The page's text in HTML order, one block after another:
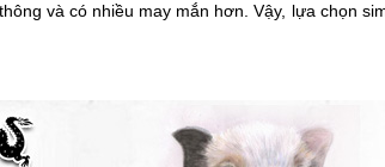
và có nhiều may mắn hơn. Vậy, lựa chọn